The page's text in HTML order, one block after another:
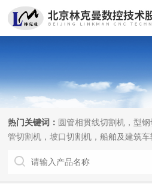
热门关键词： 圆管相贯线切割机，型
管切割机，坡口切割机，船舶及建筑